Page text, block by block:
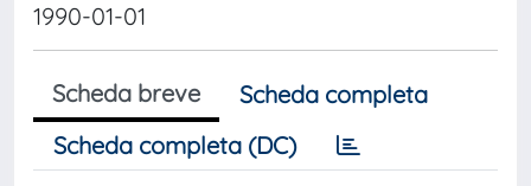
1990-01-01
Scheda breve
Scheda completa
Scheda completa (DC)